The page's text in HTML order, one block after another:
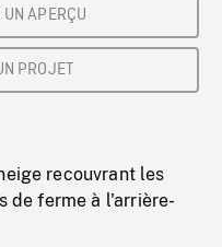
APERÇU
PROJET
recouvrant les
de ferme à l'arrière-